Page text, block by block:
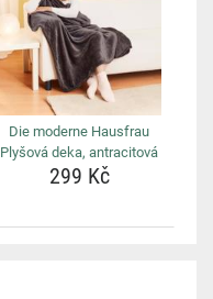
Die moderne Hausfrau
Plyšová deka, antracitová
299 Kč